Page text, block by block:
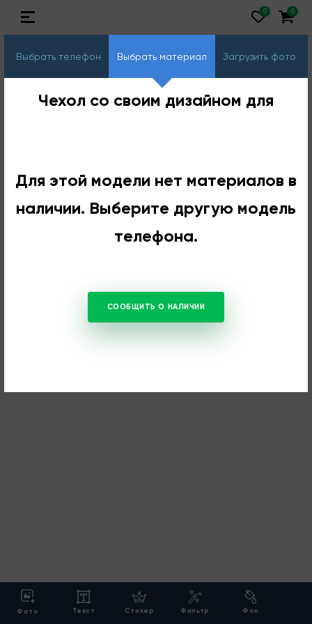
Выбрать телефон Выбрать материал Загрузить фото
Чехол со своим дизайном для
Для этой модели нет материалов в
наличии. Выберите другую модель
телефона.
СООБЩИТЬ О НАЛИЧИИ
Фото Текст Стикер Фильтр Фон